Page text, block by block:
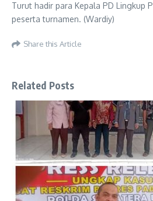
Turut hadir para Kepala PD Lingkup
peserta turnamen. (Wardiy)
Share this Article
Related Posts